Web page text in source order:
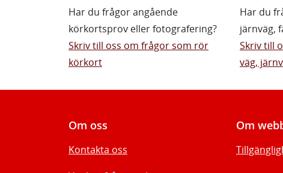
Har du frågor angående
körkortsprov eller fotografering?
Skriv till oss om frågor som rör
körkort
Har du
järnväg,
Skriv till
väg,
Om oss
Kontakta oss
Om